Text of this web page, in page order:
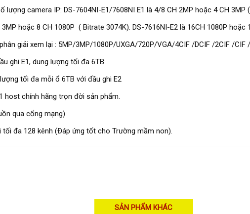
lượng camera IP: DS-7604NI-E1/7608NI E1 là 4/8 CH 2MP hoặc 4 CH 3MP
3MP hoặc 8 CH 1080P ( Bitrate 3074K). DS-7616NI-E2 là 16CH 1080P hoặc
giải xem lại : 5MP/3MP/1080P/UXGA/720P/VGA/4CIF /DCIF /2CIF /CIF
ghi E1, dung lượng tối đa 6TB.
tối đa mỗi ổ 6TB với đầu ghi E2
host chính hãng trọn đời sản phẩm.
qua cổng mạng)
đa 128 kênh (Đáp ứng tốt cho Trường mầm non).
SẢN PHẨM KHÁC